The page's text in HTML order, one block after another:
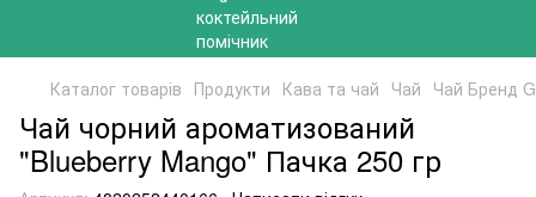
Каталог товарів Продукти Кава та чай Чай Чай Бренд
Чай чорний ароматизований
"Blueberry Mango" Пачка 250 гр